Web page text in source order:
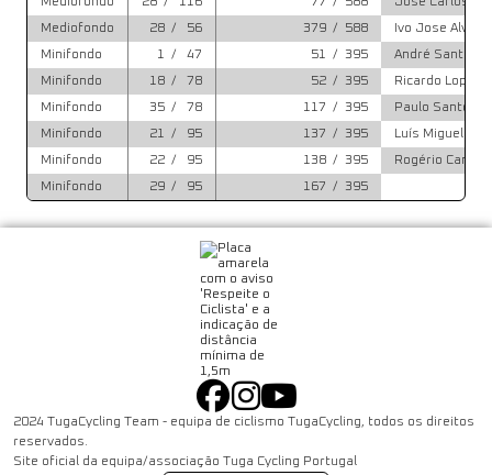
Mediofondo
28 / 56 379 / 588
Ivo Jose Alves
Minifondo
1 / 47 51 / 395
André Santos
Minifondo
18 / 78 52 / 395
Ricardo Lopes
Minifondo
35 / 78 117 / 395
Paulo Santos
Minifondo
21 / 95 137 / 395
Luís Miguel
Minifondo
22 / 95 138 / 395
Rogério Canto
Minifondo
29 / 95 167 / 395
2024 TugaCycling Team - equipa de ciclismo TugaCycling, todos os direitos
reservados.
Site oficial da equipa/associação Tuga Cycling Portugal